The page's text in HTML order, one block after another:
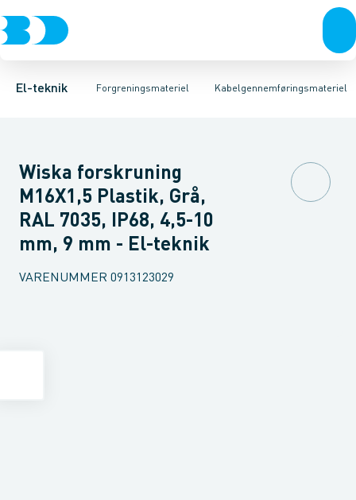
El-teknik Forgreningsmateriel
Afbrydere, stikkontakter & lampeudtagForgreningsmateriel
Kabelgennemføringsmateriel
KabelgennemføringsmaterielRækkeklemmerTilslutning og
KabelforskruningMembrannippel BlindpropMøtrik til
Wiska forskruning
M16X1,5 Plastik, Grå,
RAL 7035, IP68, 4,5-10
mm, 9 mm - El-teknik
VARENUMMER 0913123029